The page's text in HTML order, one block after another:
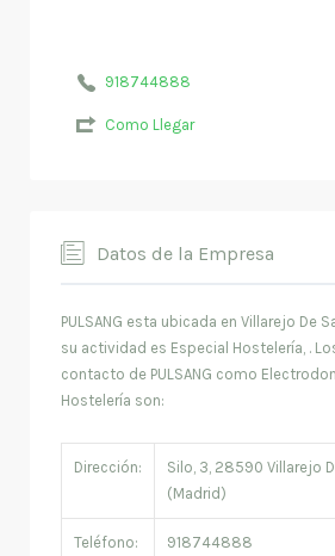
918744888
Como Llegar
Datos de la Empresa
PULSANG esta ubicada en Villarejo De
su actividad es Especial Hostelería, .
contacto de PULSANG como
Hostelería son:
Dirección:
Silo, 3, 28590 Villarejo
(Madrid)
Teléfono: 918744888